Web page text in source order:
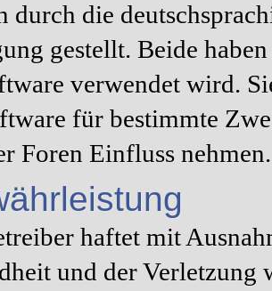
durch die
gestellt. Beide
verwendet wird.
für bestimmte
Foren Einfluss nehmen.
haftet mit
und der